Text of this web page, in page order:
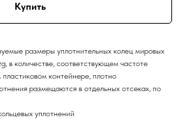
Купить
размеры уплотнительных колец мировых
в количестве, соответствующем частоте
контейнере, плотно
размещаются в отдельных отсеках, по
уплотнений